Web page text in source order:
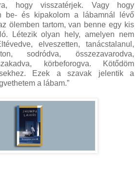
hogy visszatérjek. Vagy hogy
be- és kipakolom a lábamnál lévő
ölemben tartom, van benne egy kis
Létezik olyan hely, amelyen nem
elveszetten, tanácstalanul,
sodródva, összezavarodva,
körbeforogva. Kötődöm
Ezek a szavak jelentik a
a lábam.”